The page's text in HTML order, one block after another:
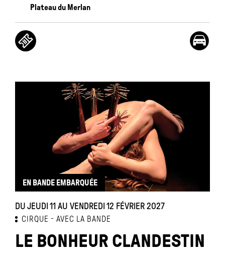
Plateau du Merlan
EN BANDE EMBARQUÉE
DU JEUDI 11 AU VENDREDI 12 FÉVRIER 2027
CIRQUE AVEC LA BANDE
LE BONHEUR CLANDESTIN